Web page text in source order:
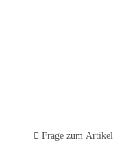
Frage zum Artikel